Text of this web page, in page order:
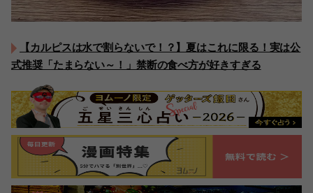
【カルピスは水で割らないで！？】夏はこれに限る！実は公
式推奨「たまらない～！」禁断の食べ方が好きすぎる